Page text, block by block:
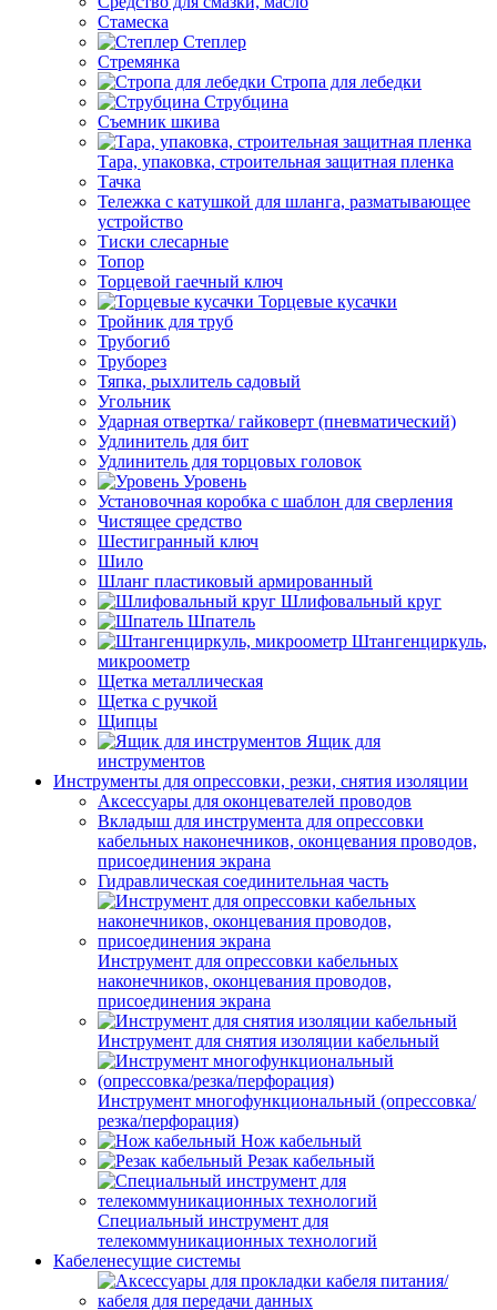
Стамеска
Степлер
Стремянка
Стропа для лебедки
Струбцина
Съемник шкива
Тара, упаковка, строительная защитная пленка
Тачка
Тележка с катушкой для шланга, разматывающее
устройство
Тиски слесарные
Топор
Торцевой гаечный ключ
Торцевые кусачки
Тройник для труб
Трубогиб
Труборез
Тяпка, рыхлитель садовый
Угольник
Ударная отвертка/ гайковерт (пневматический)
Удлинитель для бит
Удлинитель для торцовых головок
Уровень
Установочная коробка с шаблон для сверления
Чистящее средство
Шестигранный ключ
Шило
Шланг пластиковый армированный
Шлифовальный круг
Шпатель
Штангенциркуль,
микроометр
Щетка металлическая
Щетка с ручкой
Щипцы
Ящик для
инструментов
Инструменты для опрессовки, резки, снятия изоляции
Аксессуары для оконцевателей проводов
Вкладыш для инструмента для опрессовки
кабельных наконечников, оконцевания проводов,
присоединения экрана
Гидравлическая соединительная часть
Инструмент для опрессовки кабельных
наконечников, оконцевания проводов,
присоединения экрана
Инструмент для снятия изоляции кабельный
Инструмент многофункциональный (опрессовка/
резка/перфорация)
Нож кабельный
Резак кабельный
Специальный инструмент для
телекоммуникационных технологий
Кабеленесущие системы